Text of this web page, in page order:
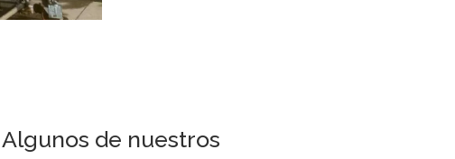
Algunos de nuestros